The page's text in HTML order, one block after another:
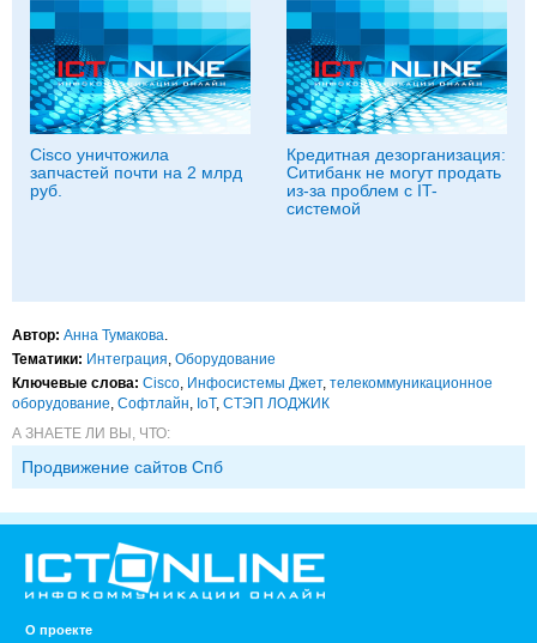
Cisco уничтожила
запчастей почти на 2 млрд
руб.
Кредитная дезорганизация:
Ситибанк не могут продать
из-за проблем с IT-
системой
Автор: Анна Тумакова
Тематики: Интеграция Оборудование
Ключевые слова: Cisco Инфосистемы Джет, телекоммуникационное
оборудование Софтлайн IoT, СТЭП ЛОДЖИК
А ЗНАЕТЕ ЛИ ВЫ, ЧТО:
Продвижение сайтов Спб
О проекте